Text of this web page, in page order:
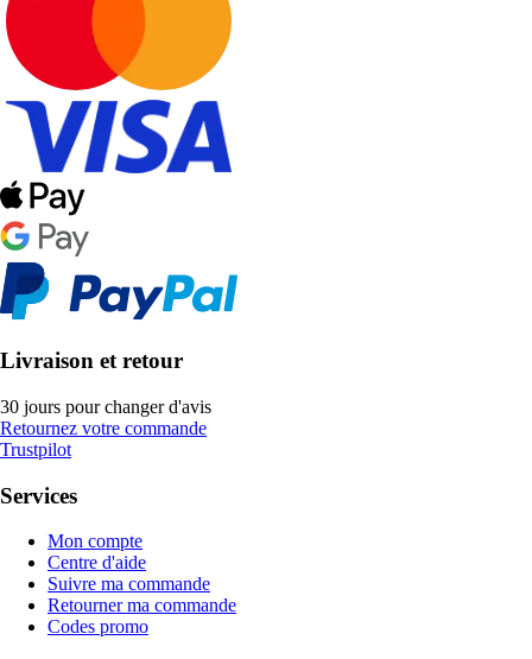
Livraison et retour
30 jours pour changer d'avis
Retournez votre commande
Trustpilot
Services
Mon compte
Centre d'aide
Suivre ma commande
Retourner ma commande
Codes promo